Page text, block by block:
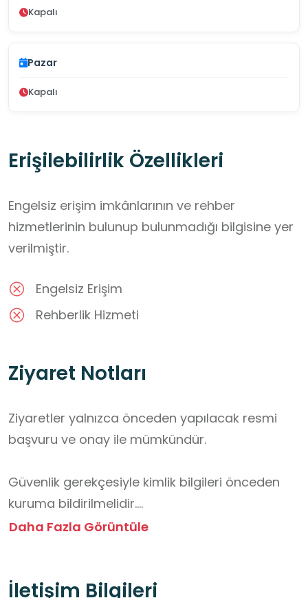
Kapalı
Pazar
Kapalı
Erişilebilirlik Özellikleri
Engelsiz erişim imkânlarının ve rehber
hizmetlerinin bulunup bulunmadığı bilgisine yer
verilmiştir.
Engelsiz Erişim
Rehberlik Hizmeti
Ziyaret Notları
Ziyaretler yalnızca önceden yapılacak resmi
başvuru ve onay ile mümkündür.
Güvenlik gerekçesiyle kimlik bilgileri önceden
kuruma bildirilmelidir.
Daha Fazla Görüntüle
İletişim Bilgileri